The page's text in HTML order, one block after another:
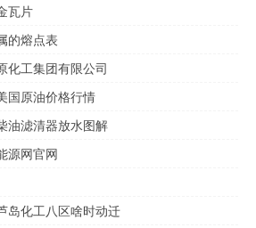
瓦片
的熔点表
化工集团有限公司
国原油价格行情
油滤清器放水图解
源网官网
岛化工八区啥时动迁